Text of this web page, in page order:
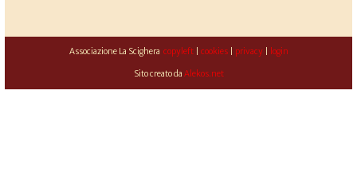
Associazione La Scighera copyleft| cookies| privacy| login
Sito creato da Alekos.net